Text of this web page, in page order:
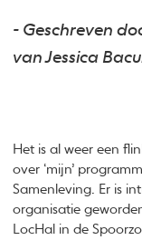
- Geschreven
van Jessica
Het is al weer een
over ‘mijn’
Samenleving. Er is
organisatie
LocHal in de